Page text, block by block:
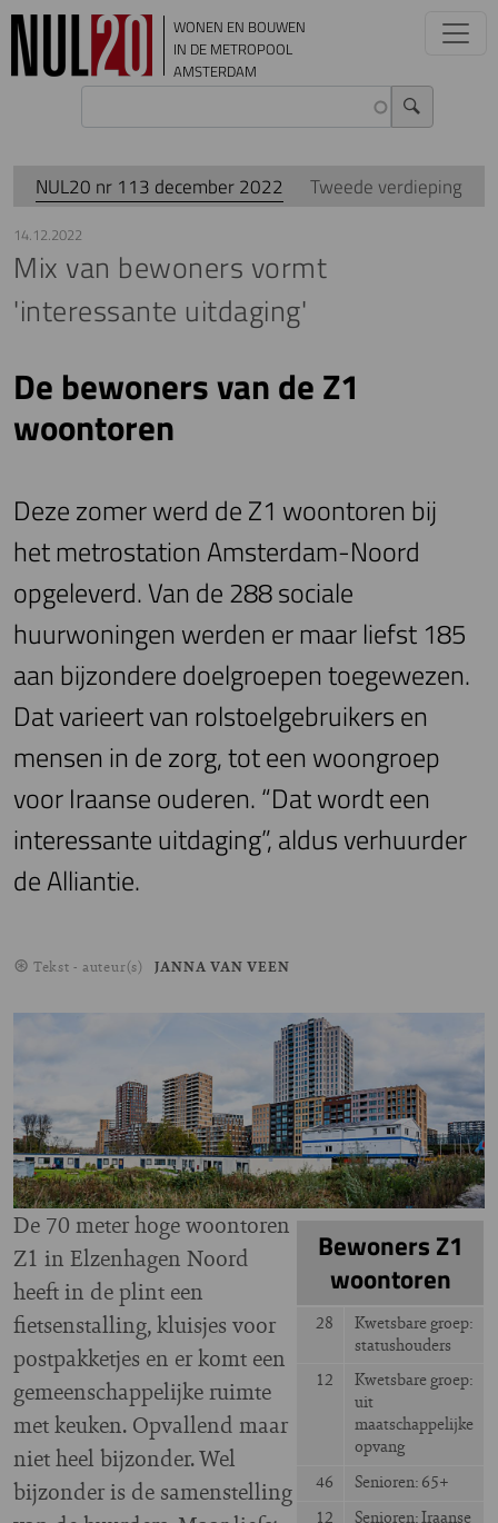
Overslaan en naar de inhoud gaan
WONEN EN BOUWEN
IN DE METROPOOL
AMSTERDAM
NUL20 nr 113 december 2022 Tweede verdieping
14.12.2022
Mix van bewoners vormt
'interessante uitdaging'
De bewoners van de Z1
woontoren
Deze zomer werd de Z1 woontoren bij
het metrostation Amsterdam-Noord
opgeleverd. Van de 288 sociale
huurwoningen werden er maar liefst 185
aan bijzondere doelgroepen toegewezen.
Dat varieert van rolstoelgebruikers en
mensen in de zorg, tot een woongroep
voor Iraanse ouderen. “Dat wordt een
interessante uitdaging”, aldus verhuurder
de Alliantie.
Tekst - auteur(s) JANNA VAN VEEN
Image
Bewoners Z1
woontoren
28
Kwetsbare groep:
statushouders
12
Kwetsbare groep:
uit
maatschappelijke
opvang
46
Senioren: 65+
12
Senioren: Iraanse
De 70 meter hoge woontoren
Z1 in Elzenhagen Noord
heeft in de plint een
fietsenstalling, kluisjes voor
postpakketjes en er komt een
gemeenschappelijke ruimte
met keuken. Opvallend maar
niet heel bijzonder. Wel
bijzonder is de samenstelling